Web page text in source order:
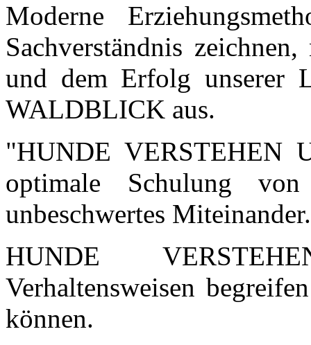
Moderne
Sachverständnis
und dem Erfolg unserer
WALDBLICK aus.
"HUNDE VERSTEHEN
optimale Schulung
unbeschwertes Miteinander.
HUNDE
Verhaltensweisen
können.